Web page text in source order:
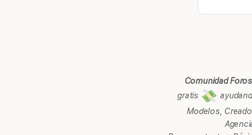
Comunidad
gratis
Modelos,